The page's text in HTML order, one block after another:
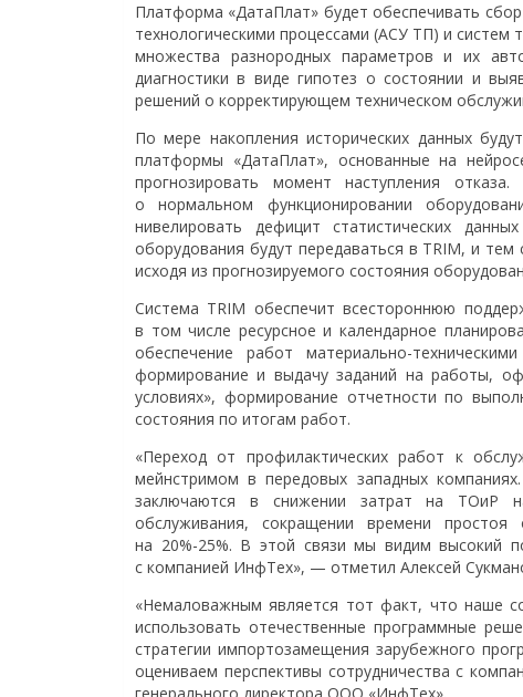
Платформа «ДатаПлат» будет обеспечивать
технологическими процессами (АСУ ТП) и систем
множества разнородных параметров и их
диагностики в виде гипотез о состоянии и
решений о корректирующем техническом
По мере накопления исторических данных
платформы «ДатаПлат», основанные на
прогнозировать момент наступления
о нормальном функционировании
нивелировать дефицит статистических
оборудования будут передаваться в TRIM, и
исходя из прогнозируемого состояния
Система TRIM обеспечит всестороннюю
в том числе ресурсное и календарное
обеспечение работ материально-
формирование и выдачу заданий на работы,
условиях», формирование отчетности по
состояния по итогам работ.
«Переход от профилактических работ к
мейнстримом в передовых западных
заключаются в снижении затрат на ТОиР
обслуживания, сокращении времени простоя
на 20%-25%. В этой связи мы видим высокий
с компанией ИнфТех», — отметил Алексей
«Немаловажным является тот факт, что наше
использовать отечественные программные
стратегии импортозамещения зарубежного
оцениваем перспективы сотрудничества с